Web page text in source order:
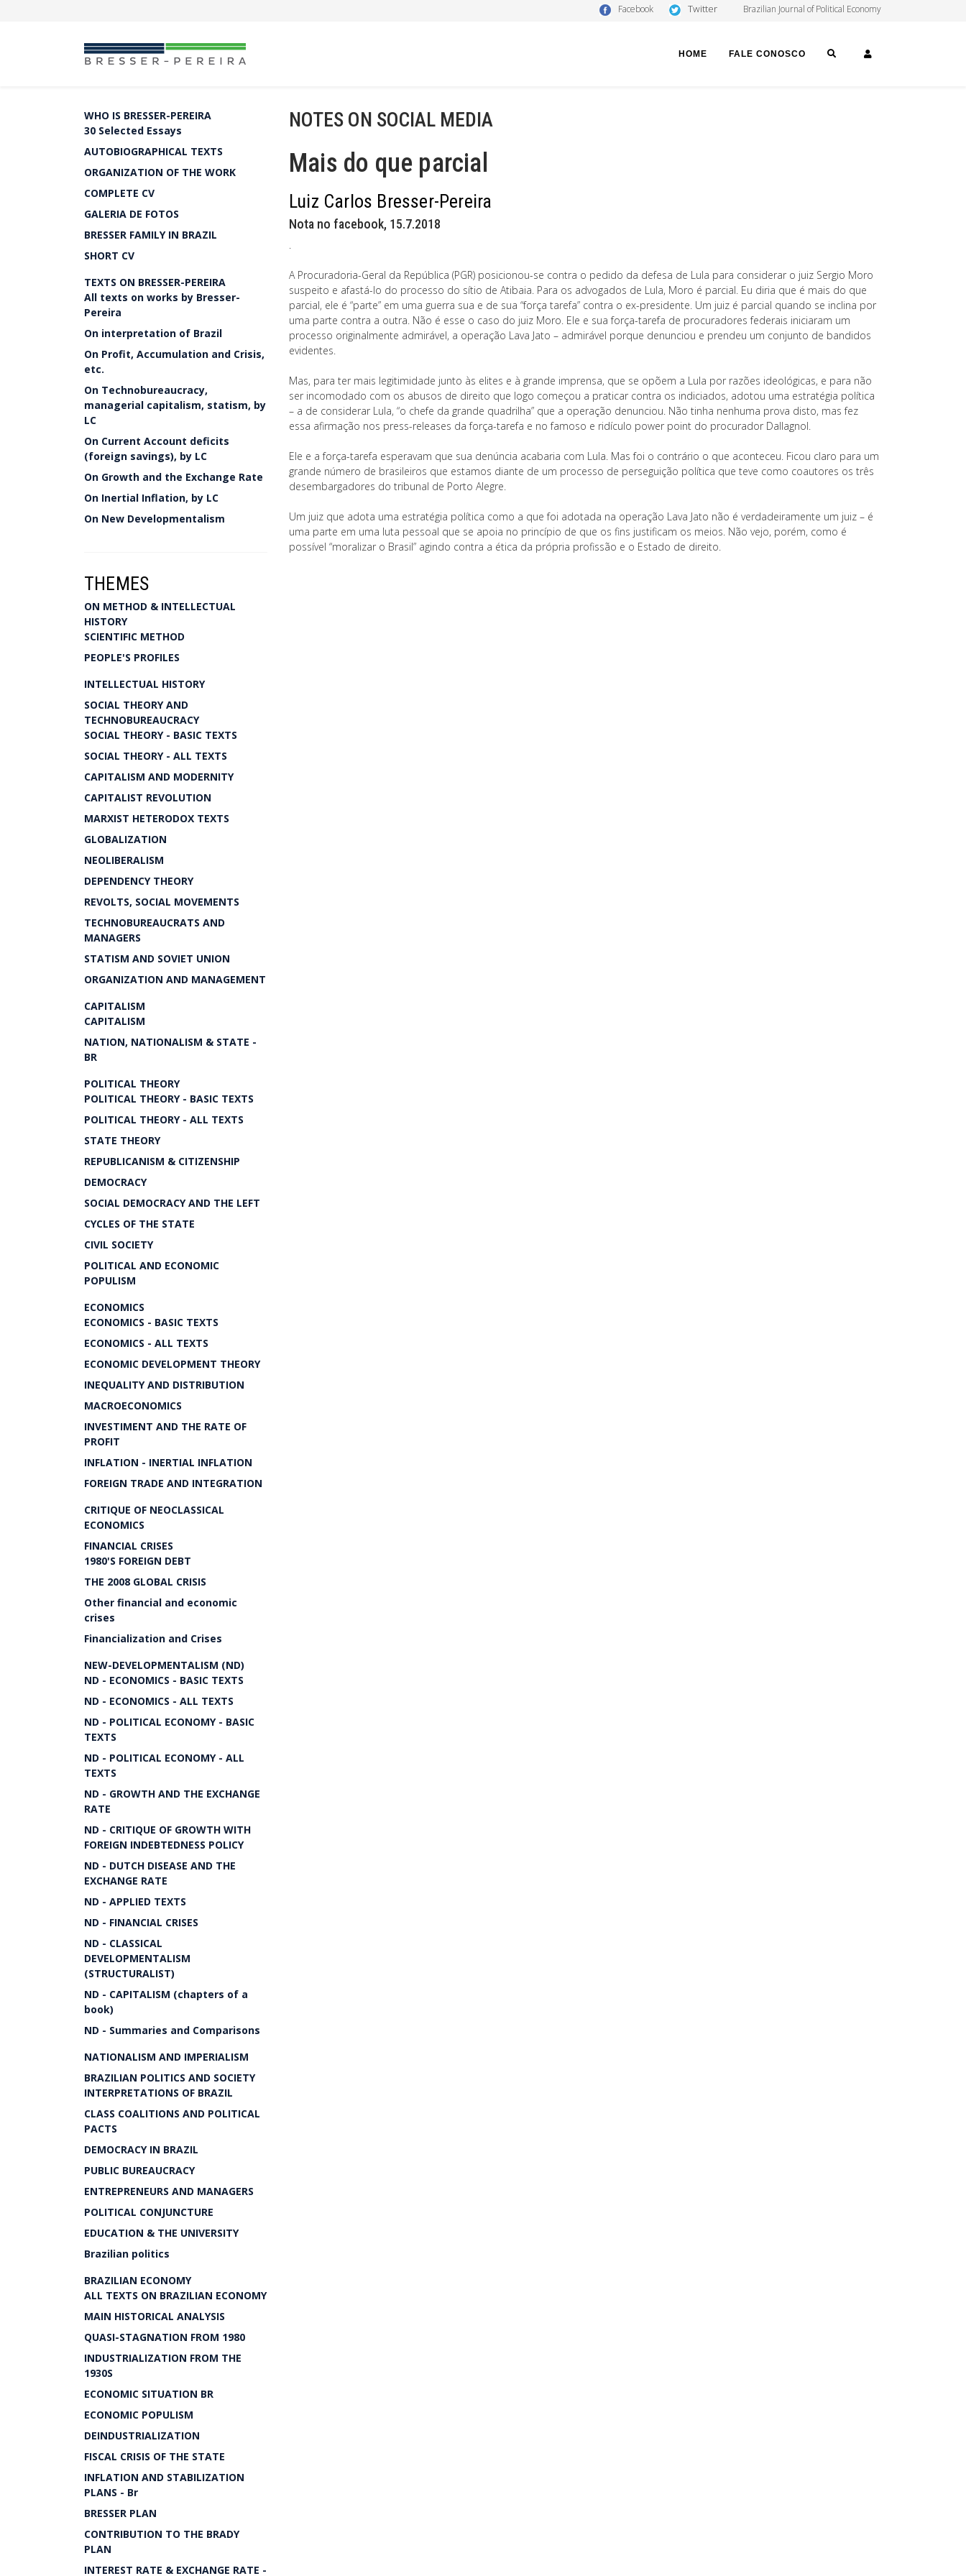
Facebook Twitter Brazilian Journal of Political Economy
HOME FALE CONOSCO SEARCH
WHO IS BRESSER-PEREIRA
30 Selected Essays
AUTOBIOGRAPHICAL TEXTS
ORGANIZATION OF THE WORK
COMPLETE CV
GALERIA DE FOTOS
BRESSER FAMILY IN BRAZIL
SHORT CV
TEXTS ON BRESSER-PEREIRA
All texts on works by Bresser-
Pereira
On interpretation of Brazil
On Profit, Accumulation and Crisis,
etc.
On Technobureaucracy,
managerial capitalism, statism, by
LC
On Current Account deficits
(foreign savings), by LC
On Growth and the Exchange Rate
On Inertial Inflation, by LC
On New Developmentalism
THEMES
ON METHOD & INTELLECTUAL
HISTORY
SCIENTIFIC METHOD
PEOPLE'S PROFILES
INTELLECTUAL HISTORY
SOCIAL THEORY AND
TECHNOBUREAUCRACY
SOCIAL THEORY - BASIC TEXTS
SOCIAL THEORY - ALL TEXTS
CAPITALISM AND MODERNITY
CAPITALIST REVOLUTION
MARXIST HETERODOX TEXTS
GLOBALIZATION
NEOLIBERALISM
DEPENDENCY THEORY
REVOLTS, SOCIAL MOVEMENTS
TECHNOBUREAUCRATS AND
MANAGERS
STATISM AND SOVIET UNION
ORGANIZATION AND MANAGEMENT
CAPITALISM
CAPITALISM
NATION, NATIONALISM & STATE -
BR
POLITICAL THEORY
POLITICAL THEORY - BASIC TEXTS
POLITICAL THEORY - ALL TEXTS
STATE THEORY
REPUBLICANISM & CITIZENSHIP
DEMOCRACY
SOCIAL DEMOCRACY AND THE LEFT
CYCLES OF THE STATE
CIVIL SOCIETY
POLITICAL AND ECONOMIC
POPULISM
ECONOMICS
ECONOMICS - BASIC TEXTS
ECONOMICS - ALL TEXTS
ECONOMIC DEVELOPMENT THEORY
INEQUALITY AND DISTRIBUTION
MACROECONOMICS
INVESTIMENT AND THE RATE OF
PROFIT
INFLATION - INERTIAL INFLATION
FOREIGN TRADE AND INTEGRATION
CRITIQUE OF NEOCLASSICAL
ECONOMICS
FINANCIAL CRISES
1980'S FOREIGN DEBT
THE 2008 GLOBAL CRISIS
Other financial and economic
crises
Financialization and Crises
NEW-DEVELOPMENTALISM (ND)
ND - ECONOMICS - BASIC TEXTS
ND - ECONOMICS - ALL TEXTS
ND - POLITICAL ECONOMY - BASIC
TEXTS
ND - POLITICAL ECONOMY - ALL
TEXTS
ND - GROWTH AND THE EXCHANGE
RATE
ND - CRITIQUE OF GROWTH WITH
FOREIGN INDEBTEDNESS POLICY
ND - DUTCH DISEASE AND THE
EXCHANGE RATE
ND - APPLIED TEXTS
ND - FINANCIAL CRISES
ND - CLASSICAL
DEVELOPMENTALISM
(STRUCTURALIST)
ND - CAPITALISM (chapters of a
book)
ND - Summaries and Comparisons
NATIONALISM AND IMPERIALISM
BRAZILIAN POLITICS AND SOCIETY
INTERPRETATIONS OF BRAZIL
CLASS COALITIONS AND POLITICAL
PACTS
DEMOCRACY IN BRAZIL
PUBLIC BUREAUCRACY
ENTREPRENEURS AND MANAGERS
POLITICAL CONJUNCTURE
EDUCATION & THE UNIVERSITY
Brazilian politics
BRAZILIAN ECONOMY
ALL TEXTS ON BRAZILIAN ECONOMY
MAIN HISTORICAL ANALYSIS
QUASI-STAGNATION FROM 1980
INDUSTRIALIZATION FROM THE
1930S
ECONOMIC SITUATION BR
ECONOMIC POPULISM
DEINDUSTRIALIZATION
FISCAL CRISIS OF THE STATE
INFLATION AND STABILIZATION
PLANS - Br
BRESSER PLAN
CONTRIBUTION TO THE BRADY
PLAN
INTEREST RATE & EXCHANGE RATE -
NOTES ON SOCIAL MEDIA
Mais do que parcial
Luiz Carlos Bresser-Pereira
Nota no facebook, 15.7.2018
.
A Procuradoria-Geral da República (PGR) posicionou-se contra o pedido da defesa de Lula para considerar o juiz Sergio Moro
suspeito e afastá-lo do processo do sítio de Atibaia. Para os advogados de Lula, Moro é parcial. Eu diria que é mais do que
parcial, ele é “parte” em uma guerra sua e de sua “força tarefa” contra o ex-presidente. Um juiz é parcial quando se inclina por
uma parte contra a outra. Não é esse o caso do juiz Moro. Ele e sua força-tarefa de procuradores federais iniciaram um
processo originalmente admirável, a operação Lava Jato – admirável porque denunciou e prendeu um conjunto de bandidos
evidentes.
Mas, para ter mais legitimidade junto às elites e à grande imprensa, que se opõem a Lula por razões ideológicas, e para não
ser incomodado com os abusos de direito que logo começou a praticar contra os indiciados, adotou uma estratégia política
– a de considerar Lula, “o chefe da grande quadrilha” que a operação denunciou. Não tinha nenhuma prova disto, mas fez
essa afirmação nos press-releases da força-tarefa e no famoso e ridículo power point do procurador Dallagnol.
Ele e a força-tarefa esperavam que sua denúncia acabaria com Lula. Mas foi o contrário o que aconteceu. Ficou claro para um
grande número de brasileiros que estamos diante de um processo de perseguição política que teve como coautores os três
desembargadores do tribunal de Porto Alegre.
Um juiz que adota uma estratégia política como a que foi adotada na operação Lava Jato não é verdadeiramente um juiz – é
uma parte em uma luta pessoal que se apoia no princípio de que os fins justificam os meios. Não vejo, porém, como é
possível “moralizar o Brasil” agindo contra a ética da própria profissão e o Estado de direito.